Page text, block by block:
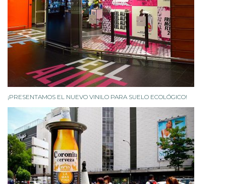
¡PRESENTAMOS EL NUEVO VINILO PARA SUELO ECOLÓGICO!